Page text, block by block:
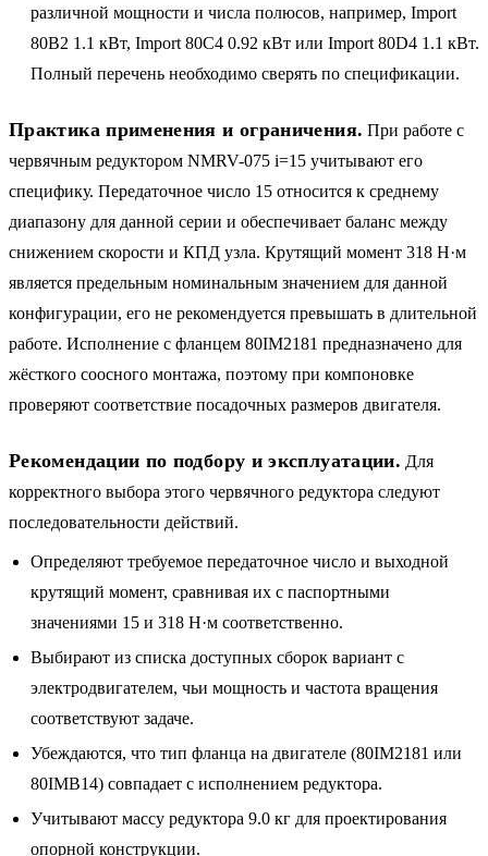
различной мощности и числа полюсов, например, Import
80B2 1.1 кВт, Import 80C4 0.92 кВт или Import 80D4 1.1 кВт.
Полный перечень необходимо сверять по спецификации.
Практика применения и ограничения. При работе с
червячным редуктором NMRV-075 i=15 учитывают его
специфику. Передаточное число 15 относится к среднему
диапазону для данной серии и обеспечивает баланс между
снижением скорости и КПД узла. Крутящий момент 318 Н·м
является предельным номинальным значением для данной
конфигурации, его не рекомендуется превышать в длительной
работе. Исполнение с фланцем 80IM2181 предназначено для
жёсткого соосного монтажа, поэтому при компоновке
проверяют соответствие посадочных размеров двигателя.
Рекомендации по подбору и эксплуатации. Для
корректного выбора этого червячного редуктора следуют
последовательности действий.
Определяют требуемое передаточное число и выходной
крутящий момент, сравнивая их с паспортными
значениями 15 и 318 Н·м соответственно.
Выбирают из списка доступных сборок вариант с
электродвигателем, чьи мощность и частота вращения
соответствуют задаче.
Убеждаются, что тип фланца на двигателе (80IM2181 или
80IMB14) совпадает с исполнением редуктора.
Учитывают массу редуктора 9.0 кг для проектирования
опорной конструкции.